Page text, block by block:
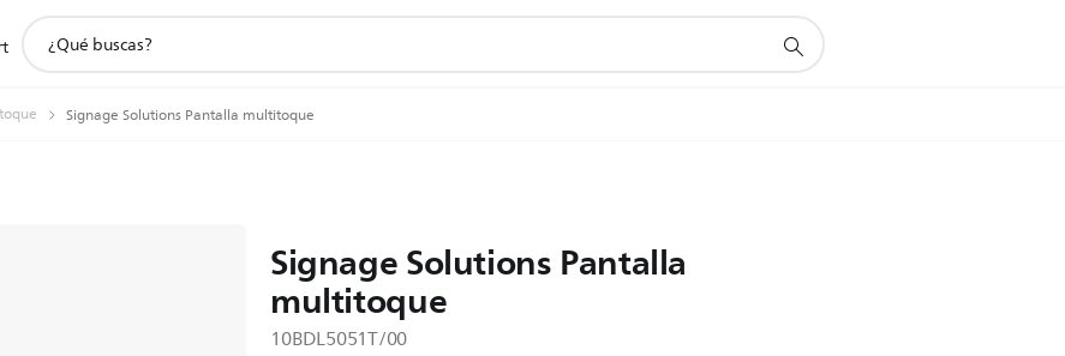
de
búsqueda
Signage Solutions Pantalla multitoque
Signage Solutions Pantalla
multitoque
10BDL5051T/00